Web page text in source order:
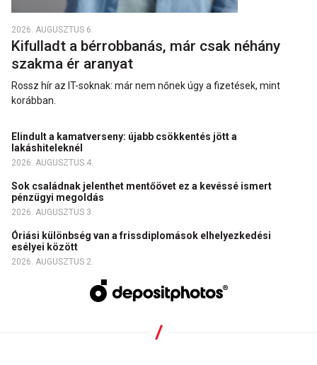
2026. AUGUSZTUS 6.
Kifulladt a bérrobbanás, már csak néhány
szakma ér aranyat
Rossz hír az IT-soknak: már nem nőnek úgy a fizetések, mint
korábban.
Elindult a kamatverseny: újabb csökkentés jött a
lakáshiteleknél
2026. AUGUSZTUS 4.
Sok családnak jelenthet mentőövet ez a kevéssé ismert
pénzügyi megoldás
2026. AUGUSZTUS 3.
Óriási különbség van a frissdiplomások elhelyezkedési
esélyei között
2026. AUGUSZTUS 2.